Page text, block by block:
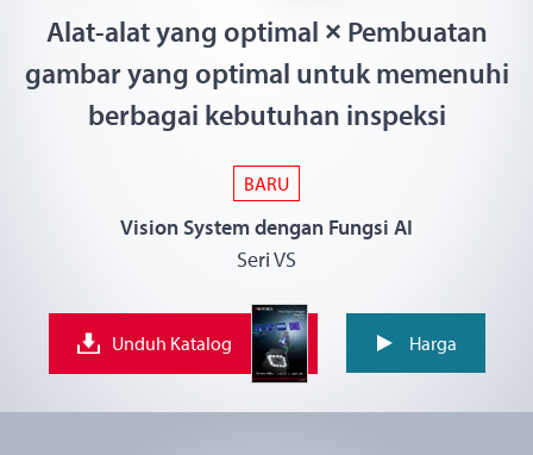
Alat-alat yang optimal × Pembuatan
gambar yang optimal untuk memenuhi
berbagai kebutuhan inspeksi
BARU
Vision System dengan Fungsi AI
Seri VS
Unduh Katalog Harga